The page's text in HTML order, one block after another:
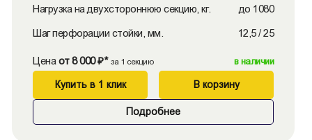
Нагрузка на двухстороннюю секцию, кг. до 1080
Шаг перфорации стойки, мм. 12,5 / 25
Цена от 8 000 ₽* за 1 секцию в наличии
Купить в 1 клик В корзину
Подробнее